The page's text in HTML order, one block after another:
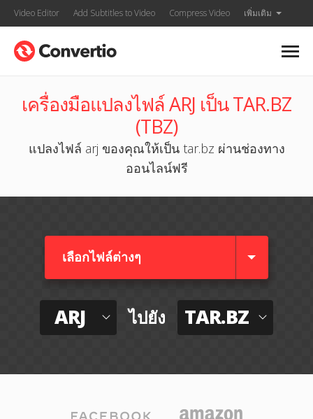
Video Editor Add Subtitles to Video Compress Video เพิ่มเติม
เครื่องมือแปลงไฟล์ ARJ เป็น TAR.BZ
(TBZ)
แปลงไฟล์ arj ของคุณให้เป็น tar.bz ผ่านช่องทาง
ออนไลน์ฟรี
เลือกไฟล์ต่างๆ​
ARJ ไปยัง TAR.BZ